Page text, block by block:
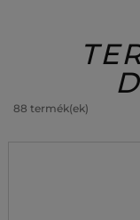
88 termék(ek)